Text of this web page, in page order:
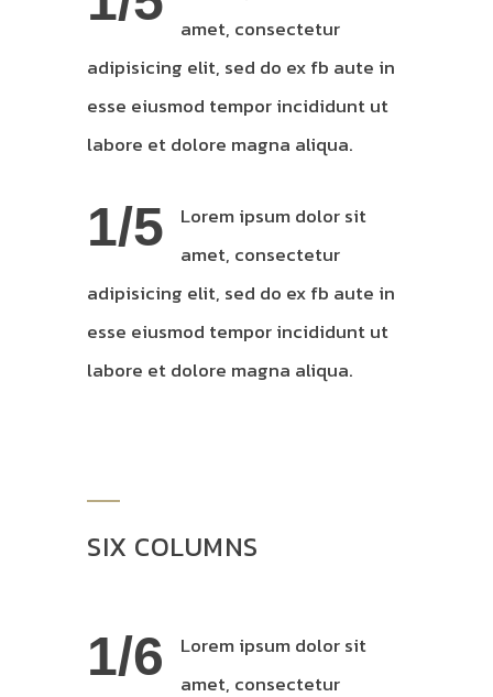
amet, consectetur
adipisicing elit, sed do ex fb aute in
esse eiusmod tempor incididunt ut
labore et dolore magna aliqua.
1/5
Lorem ipsum dolor sit
amet, consectetur
adipisicing elit, sed do ex fb aute in
esse eiusmod tempor incididunt ut
labore et dolore magna aliqua.
SIX COLUMNS
1/6
Lorem ipsum dolor sit
amet, consectetur